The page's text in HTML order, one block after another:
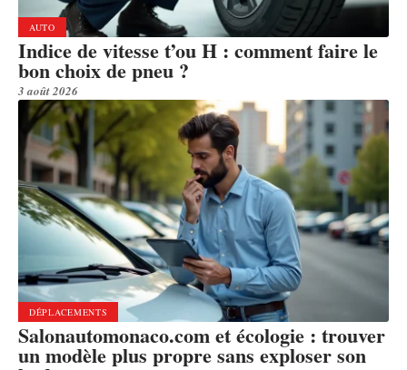
AUTO
Indice de vitesse t’ou H : comment faire le
bon choix de pneu ?
3 août 2026
DÉPLACEMENTS
Salonautomonaco.com et écologie : trouver
un modèle plus propre sans exploser son